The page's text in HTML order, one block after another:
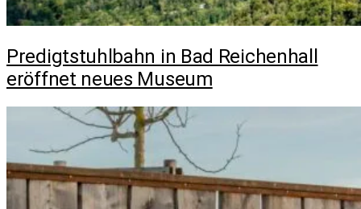
Predigtstuhlbahn in Bad Reichenhall
eröffnet neues Museum